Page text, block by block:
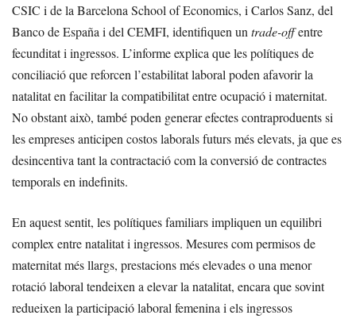
CSIC i de la Barcelona School of Economics, i Carlos Sanz, del
Banco de España i del CEMFI, identifiquen un trade-offentre
fecunditat i ingressos. L’informe explica que les polítiques de
conciliació que reforcen l’estabilitat laboral poden afavorir la
natalitat en facilitar la compatibilitat entre ocupació i maternitat.
No obstant això, també poden generar efectes contraproduents si
les empreses anticipen costos laborals futurs més elevats, ja que es
desincentiva tant la contractació com la conversió de contractes
temporals en indefinits.
En aquest sentit, les polítiques familiars impliquen un equilibri
complex entre natalitat i ingressos. Mesures com permisos de
maternitat més llargs, prestacions més elevades o una menor
rotació laboral tendeixen a elevar la natalitat, encara que sovint
redueixen la participació laboral femenina i els ingressos